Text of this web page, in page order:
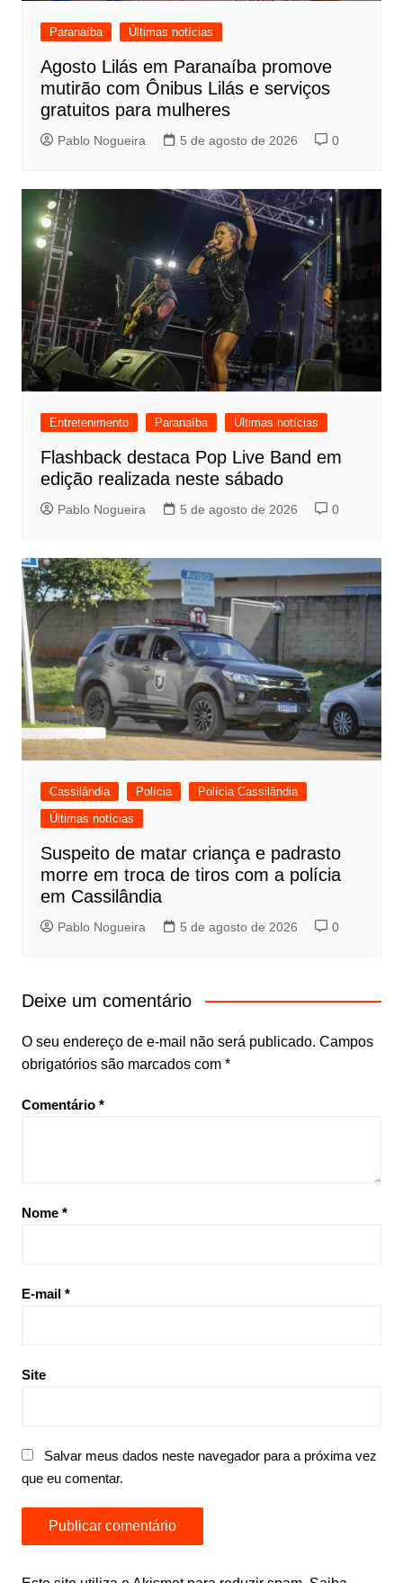
Paranaíba Últimas notícias
Agosto Lilás em Paranaíba promove
mutirão com Ônibus Lilás e serviços
gratuitos para mulheres
Pablo Nogueira 5 de agosto de 2026 0
Entretenimento Paranaíba Últimas notícias
Flashback destaca Pop Live Band em
edição realizada neste sábado
Pablo Nogueira 5 de agosto de 2026 0
Cassilândia Polícia
Polícia Cassilândia
Últimas notícias
Suspeito de matar criança e padrasto
morre em troca de tiros com a polícia
em Cassilândia
Pablo Nogueira 5 de agosto de 2026 0
Deixe um comentário
O seu endereço de e-mail não será publicado. Campos
obrigatórios são marcados com *
Comentário *
Nome *
E-mail *
Site
Salvar meus dados neste navegador para a próxima vez
que eu comentar.